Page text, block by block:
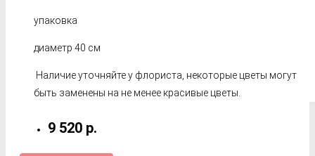
упаковка
диаметр 40 см
Наличие уточняйте у флориста, некоторые цветы могут
быть заменены на не менее красивые цветы.
9 520 р.